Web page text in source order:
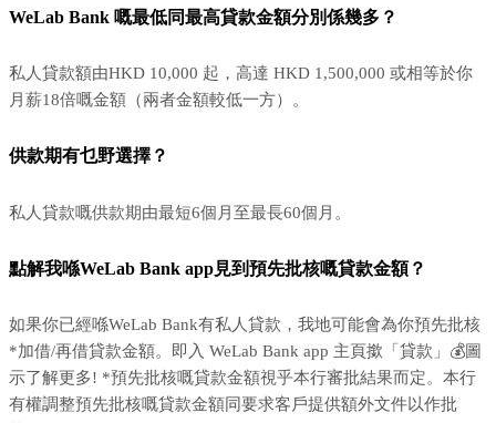
WeLab Bank 嘅最低同最高貸款金額分別係幾多？
私人貸款額由HKD 10,000 起，高達 HKD 1,500,000 或相等於你
月薪18倍嘅金額（兩者金額較低一方）。
供款期有乜野選擇？
私人貸款嘅供款期由最短6個月至最長60個月。
點解我喺WeLab Bank app見到預先批核嘅貸款金額？
如果你已經喺WeLab Bank有私人貸款，我地可能會為你預先批核
*加借/再借貸款金額。即入 WeLab Bank app 主頁撳「貸款」💰圖
示了解更多! *預先批核嘅貸款金額視乎本行審批結果而定。本行
有權調整預先批核嘅貸款金額同要求客戶提供額外文件以作批